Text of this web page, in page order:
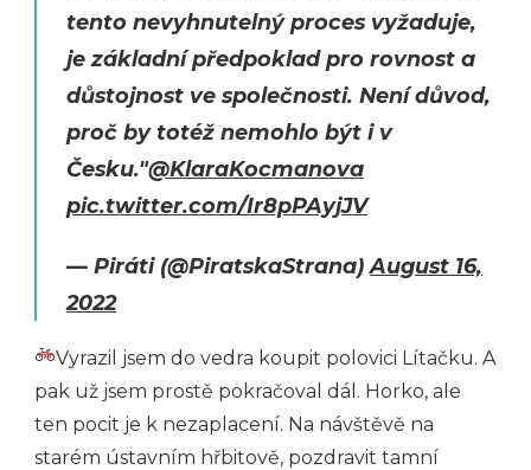
tento nevyhnutelný proces vyžaduje,
je základní předpoklad pro rovnost a
důstojnost ve společnosti. Není důvod,
proč by totéž nemohlo být i v
Česku."@KlaraKocmanova
pic.twitter.com/Ir8pPAyjJV
— Piráti (@PiratskaStrana)August 16,
2022
Vyrazil jsem do vedra koupit polovici Lítačku. A
pak už jsem prostě pokračoval dál. Horko, ale
ten pocit je k nezaplacení. Na návštěvě na
starém ústavním hřbitově, pozdravit tamní